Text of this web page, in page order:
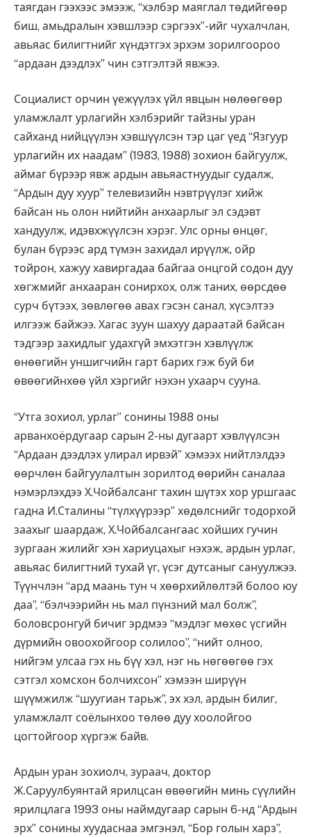
таягдан гээхээс эмээж, “хэлбэр маяглал төдийгөөр
биш, амьдралын хэвшлээр сэргээх”-ийг чухалчлан,
авьяас билигтнийг хүндэтгэх эрхэм зорилгоороо
“ардаан дээдлэх” чин сэтгэлтэй явжээ.
Социалист орчин үежүүлэх үйл явцын нөлөөгөөр
уламжлалт урлагийн хэлбэрийг тайзны уран
сайханд нийцүүлэн хэвшүүлсэн тэр цаг үед “Язгуур
урлагийн их наадам” (1983, 1988) зохион байгуулж,
аймаг бүрээр явж ардын авьяастнуудыг судалж,
“Ардын дуу хуур” телевизийн нэвтрүүлэг хийж
байсан нь олон нийтийн анхаарлыг эл сэдэвт
хандуулж, идэвхжүүлсэн хэрэг. Улс орны өнцөг,
булан бүрээс ард түмэн захидал ирүүлж, ойр
тойрон, хажуу хавиргадаа байгаа онцгой содон дуу
хөгжмийг анхааран сонирхох, олж таних, өөрсдөө
сурч бүтээх, зөвлөгөө авах гэсэн санал, хүсэлтээ
илгээж байжээ. Хагас зуун шахуу дараатай байсан
тэдгээр захидлыг удахгүй эмхэтгэн хэвлүүлж
өнөөгийн уншигчийн гарт барих гэж буй би
өвөөгийнхөө үйл хэргийг нэхэн ухаарч сууна.
“Утга зохиол, урлаг” сонины 1988 оны
арванхоёрдугаар сарын 2-ны дугаарт хэвлүүлсэн
“Ардаан дээдлэх улирал ирвэй” хэмээх нийтлэлдээ
өөрчлөн байгуулалтын зорилтод өөрийн саналаа
нэмэрлэхдээ Х.Чойбалсанг тахин шүтэх хор уршгаас
гадна И.Сталины “түлхүүрээр” хөдөлснийг тодорхой
заахыг шаардаж, Х.Чойбалсангаас хойших гучин
зургаан жилийг хэн хариуцахыг нэхэж, ардын урлаг,
авьяас билигтний тухай үг, үсэг дутсаныг сануулжээ.
Түүнчлэн “ард маань тун ч хөөрхийлөлтэй болоо юу
даа”, “бэлчээрийн нь мал пүнзний мал болж”,
боловсронгуй бичиг эрдмээ “мэдлэг мөхөс үсгийн
дүрмийн овоохойгоор солилоо”, “нийт олноо,
нийгэм улсаа гэх нь бүү хэл, нэг нь нөгөөгөө гэх
сэтгэл хомсхон болчихсон” хэмээн ширүүн
шүүмжилж “шуугиан тарьж”, эх хэл, ардын билиг,
уламжлалт соёлынхоо төлөө дуу хоолойгоо
цогтойгоор хүргэж байв.
Ардын уран зохиолч, зураач, доктор
Ж.Саруулбуянтай ярилцсан өвөөгийн минь сүүлийн
ярилцлага 1993 оны наймдугаар сарын 6-нд “Ардын
эрх” сонины хуудаснаа эмгэнэл, “Бор голын харз”,